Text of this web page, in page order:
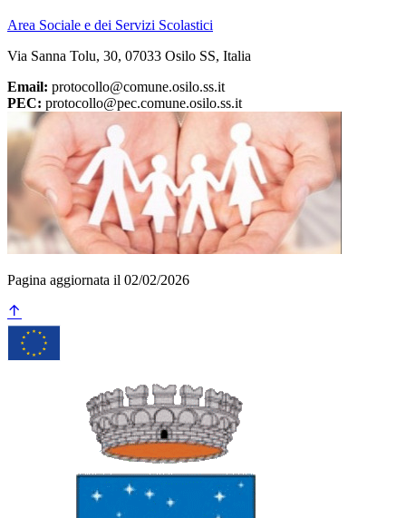
Area Sociale e dei Servizi Scolastici
Via Sanna Tolu, 30, 07033 Osilo SS, Italia
Email: protocollo@comune.osilo.ss.it
PEC: protocollo@pec.comune.osilo.ss.it
Pagina aggiornata il 02/02/2026